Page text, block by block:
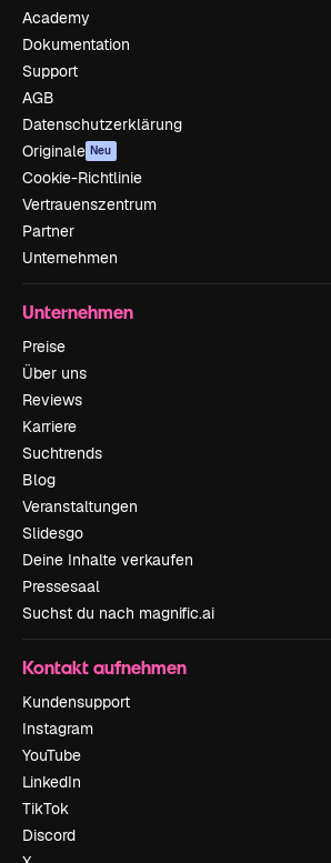
Academy
Dokumentation
Support
AGB
Datenschutzerklärung
Originale Neu
Cookie-Richtlinie
Vertrauenszentrum
Partner
Unternehmen
Unternehmen
Preise
Über uns
Reviews
Karriere
Suchtrends
Blog
Veranstaltungen
Slidesgo
Deine Inhalte verkaufen
Pressesaal
Suchst du nach magnific.ai
Kontakt aufnehmen
Kundensupport
Instagram
YouTube
LinkedIn
TikTok
Discord